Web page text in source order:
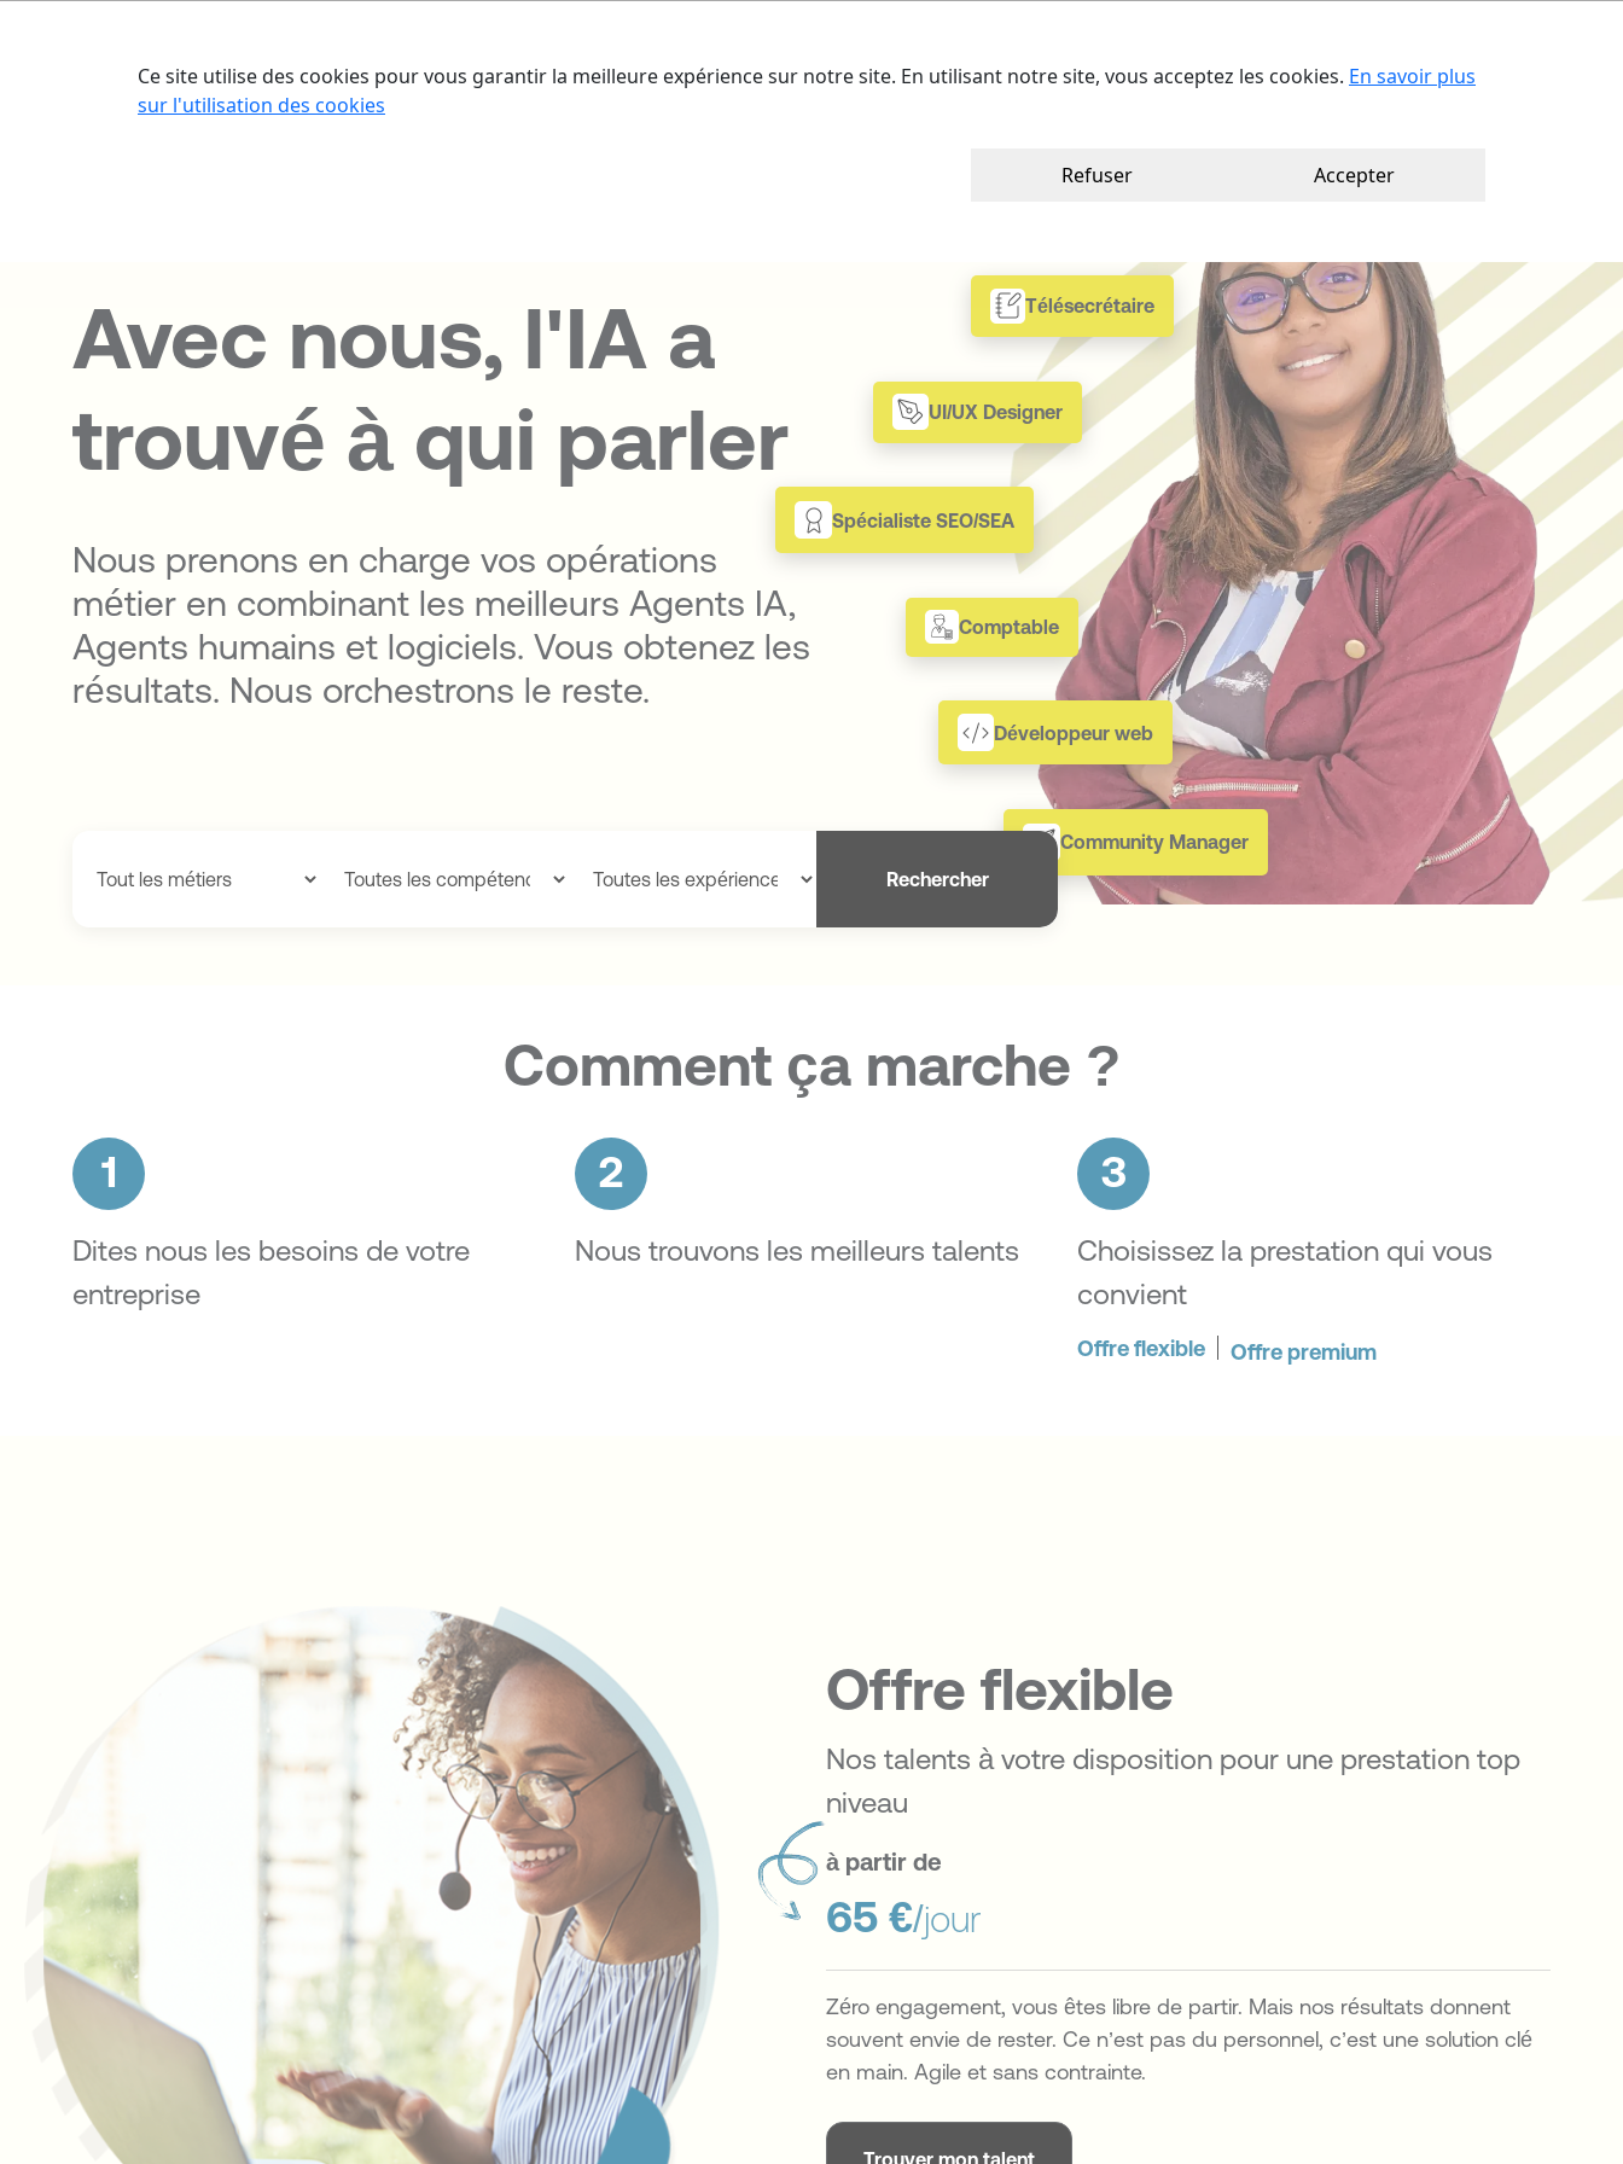
Accueil Nos offres Nos talents A propos Contact Trouver votre consultant
Avec nous, l'IA a
trouvé à qui parler
Nous prenons en charge vos opérations
métier en combinant les meilleurs Agents IA,
Agents humains et logiciels. Vous obtenez les
résultats. Nous orchestrons le reste.
Télésecrétaire
UI/UX Designer
Spécialiste SEO/SEA
Comptable
Développeur web
Community Manager
Rechercher
Comment ça marche ?
1
Dites nous les besoins de votre
entreprise
2
Nous trouvons les meilleurs talents
3
Choisissez la prestation qui vous
convient
Offre flexible Offre premium
Offre flexible
Nos talents à votre disposition pour une prestation top
niveau
à partir de
65 €/jour
Zéro engagement, vous êtes libre de partir. Mais nos résultats donnent
souvent envie de rester. Ce n’est pas du personnel, c’est une solution clé
en main. Agile et sans contrainte.
Trouver mon talent
Ce site utilise des cookies pour vous garantir la meilleure expérience sur notre site. En utilisant notre site, vous acceptez les cookies. En savoir plus
sur l'utilisation des cookies
Refuser Accepter